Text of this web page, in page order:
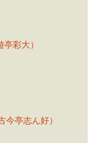
彩大）
亭志ん好）